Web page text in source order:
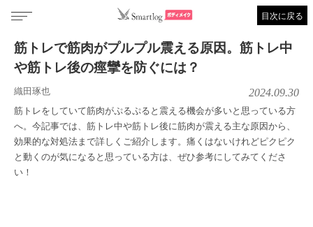
目次に戻る
筋トレで筋肉がプルプル震える原因。筋トレ中
や筋トレ後の痙攣を防ぐには？
織田琢也 2024.09.30
筋トレをしていて筋肉がぷるぷると震える機会が多いと思っている方
へ。今記事では、筋トレ中や筋トレ後に筋肉が震える主な原因から、
効果的な対処法まで詳しくご紹介します。痛くはないけれどピクピク
と動くのが気になると思っている方は、ぜひ参考にしてみてくださ
い！